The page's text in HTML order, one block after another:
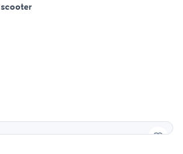
scooter